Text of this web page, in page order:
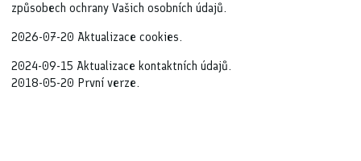
způsobech ochrany Vašich osobních údajů.
2026-07-20 Aktualizace cookies.
2024-09-15 Aktualizace kontaktních údajů.
2018-05-20 První verze.